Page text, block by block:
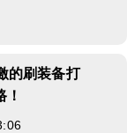
的刷装备打